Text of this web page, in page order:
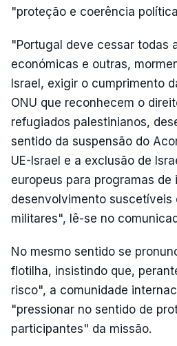
"proteção e coerência
"Portugal deve cessar todas
económicas e outras,
Israel, exigir o cumprimento
ONU que reconhecem o
refugiados palestinianos,
sentido da suspensão do
UE-Israel e a exclusão de
europeus para programas
desenvolvimento suscetíveis
militares", lê-se no
No mesmo sentido se
flotilha, insistindo que,
risco", a comunidade
"pressionar no sentido de
participantes" da missão.